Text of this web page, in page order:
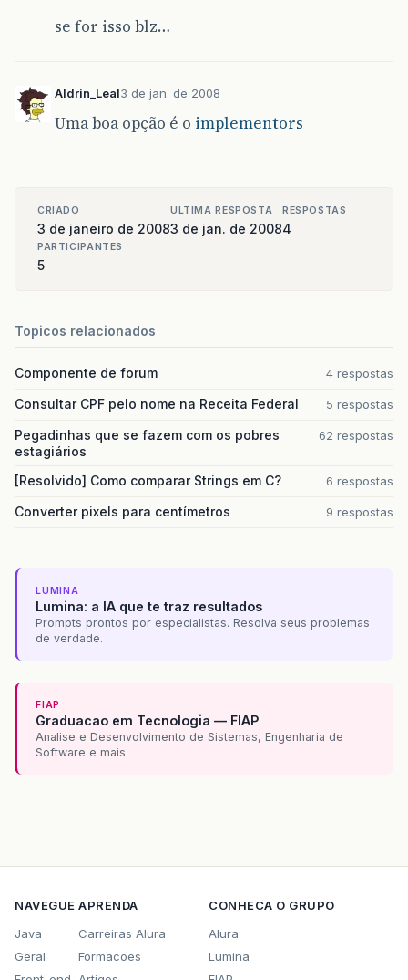
se for isso blz…
Aldrin_Leal3 de jan. de 2008
Uma boa opção é o implementors
CRIADO
3 de janeiro de 2008
ULTIMA RESPOSTA
3 de jan. de 2008
RESPOSTAS
4
PARTICIPANTES
5
Topicos relacionados
Componente de forum 4 respostas
Consultar CPF pelo nome na Receita Federal 5 respostas
Pegadinhas que se fazem com os pobres
estagiários
62 respostas
[Resolvido] Como comparar Strings em C? 6 respostas
Converter pixels para centímetros 9 respostas
LUMINA
Lumina: a IA que te traz resultados
Prompts prontos por especialistas. Resolva seus problemas
de verdade.
FIAP
Graduacao em Tecnologia — FIAP
Analise e Desenvolvimento de Sistemas, Engenharia de
Software e mais
NAVEGUE
Java
Geral
APRENDA
Carreiras Alura
Formacoes
CONHECA O GRUPO
Alura
Lumina